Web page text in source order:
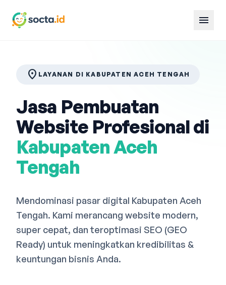
menu
Bahasa Indonesia English 中文
location_on LAYANAN DI KABUPATEN ACEH TENGAH
Jasa Pembuatan
Website Profesional di
Kabupaten Aceh
Tengah
Mendominasi pasar digital Kabupaten Aceh
Tengah. Kami merancang website modern,
super cepat, dan teroptimasi SEO (GEO
Ready) untuk meningkatkan kredibilitas &
keuntungan bisnis Anda.